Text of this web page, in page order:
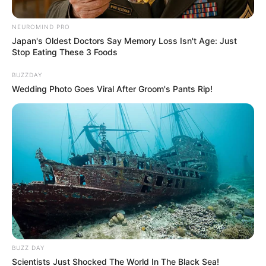
Composición
Distrito dará casi 1 millón de pesos a ciudadanos: les
pagarán el alquiler y dormirán sabroso
Por:Sophia Salamanca Gómez
Febrero 24, 2025
NEUROMIND PRO
Japan's Oldest Doctors Say Memory Loss Isn't Age: Just
Stop Eating These 3 Foods
BUZZDAY
Wedding Photo Goes Viral After Groom's Pants Rip!
BUZZ DAY
Scientists Just Shocked The World In The Black Sea!